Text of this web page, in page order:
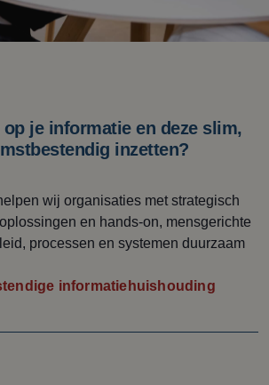
je informatie en deze slim,
inzetten?
wij organisaties met strategisch
en hands-on, mensgerichte
processen en systemen duurzaam
informatiehuishouding